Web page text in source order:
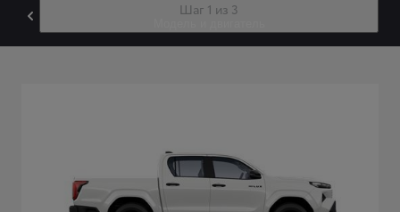
Шаг 1 из 3
Выберите вашу модель